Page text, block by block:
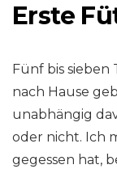
Erste
Fünf bis sieben
nach Hause
unabhängig
oder nicht. Ich
gegessen hat,